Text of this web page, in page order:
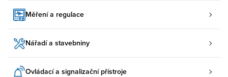
Měření a regulace
Nářadí a stavebniny
Ovládací a signalizační přístroje